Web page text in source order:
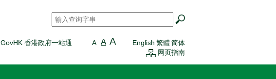
搜寻 *
GovHK 香港政府一站通 A A A English 繁體 简体
网页指南